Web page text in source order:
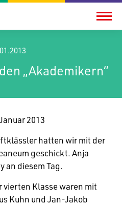
„Akademikern“
2013
hatten wir mit der
geschickt. Anja
an diesem Tag.
vierten Klasse waren mit
Kuhn und Jan-Jakob